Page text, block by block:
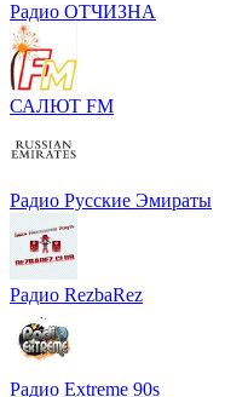
Радио ОТЧИЗНА
САЛЮТ FM
Радио Русские Эмираты
Радио RezbaRez
Радио Extreme 90s